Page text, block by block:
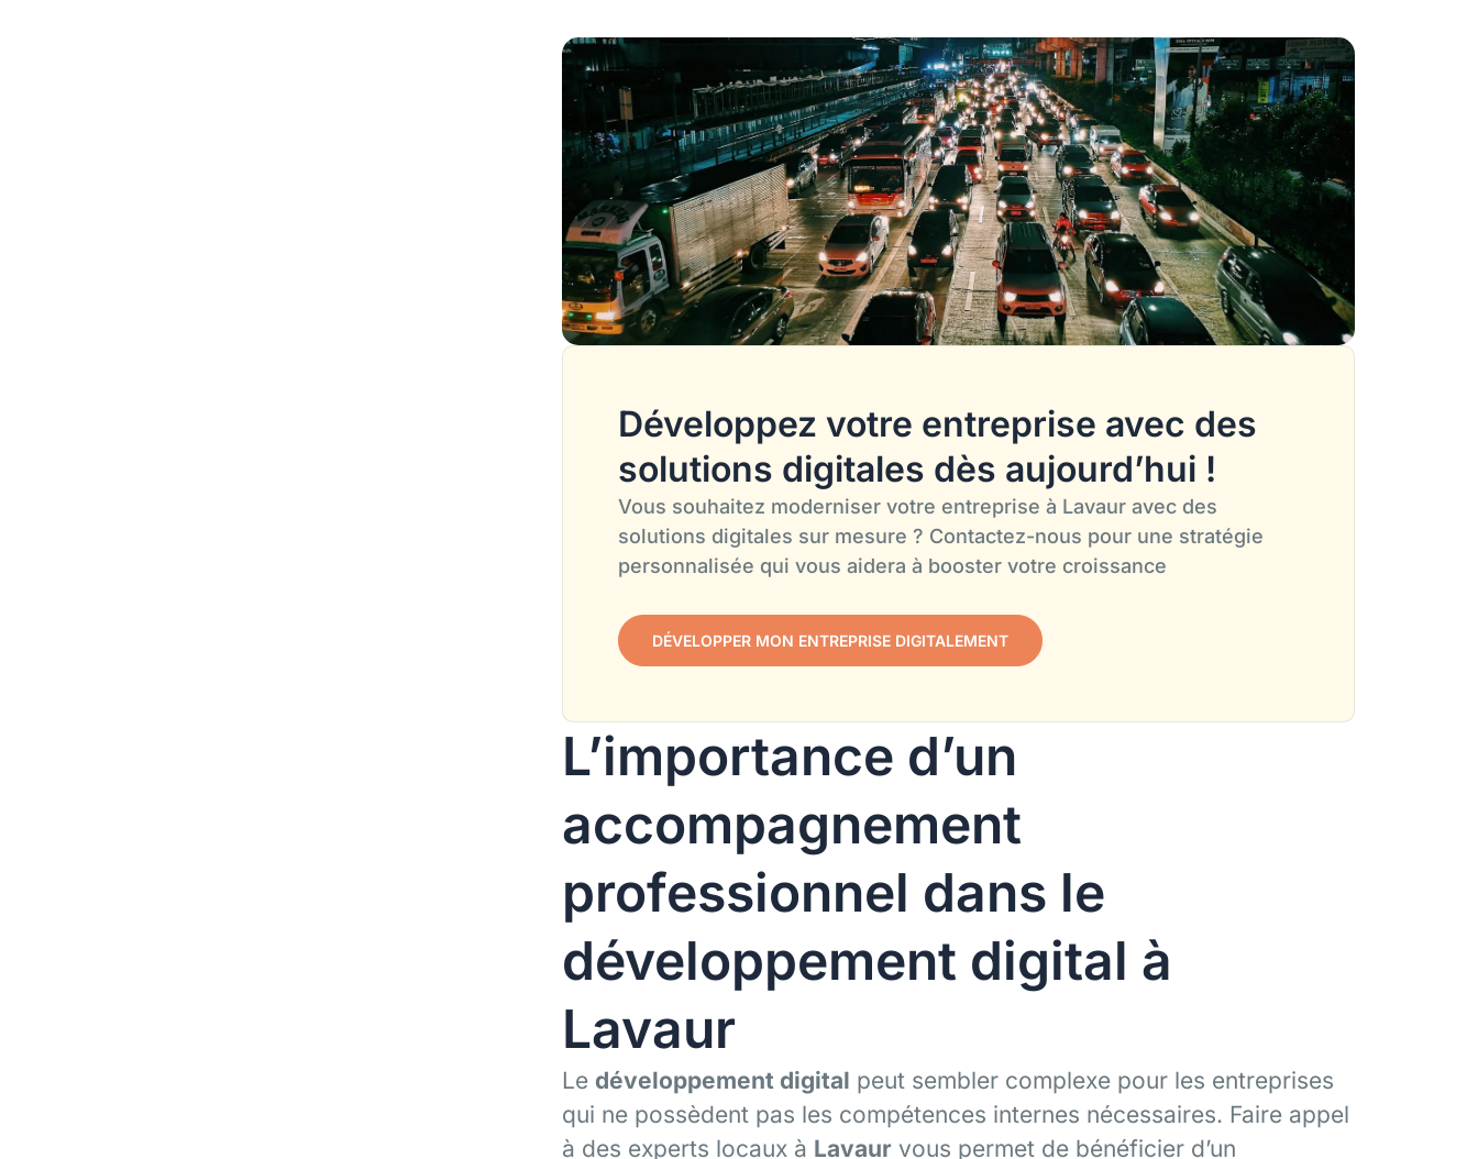
Développez votre entreprise avec des
solutions digitales dès aujourd’hui !
Vous souhaitez moderniser votre entreprise à Lavaur avec des
solutions digitales sur mesure ? Contactez-nous pour une stratégie
personnalisée qui vous aidera à booster votre croissance
DÉVELOPPER MON ENTREPRISE DIGITALEMENT
L’importance d’un
accompagnement
professionnel dans le
développement digital à
Lavaur
Le développement digital peut sembler complexe pour les entreprises
qui ne possèdent pas les compétences internes nécessaires. Faire appel
à des experts locaux à Lavaur vous permet de bénéficier d’un